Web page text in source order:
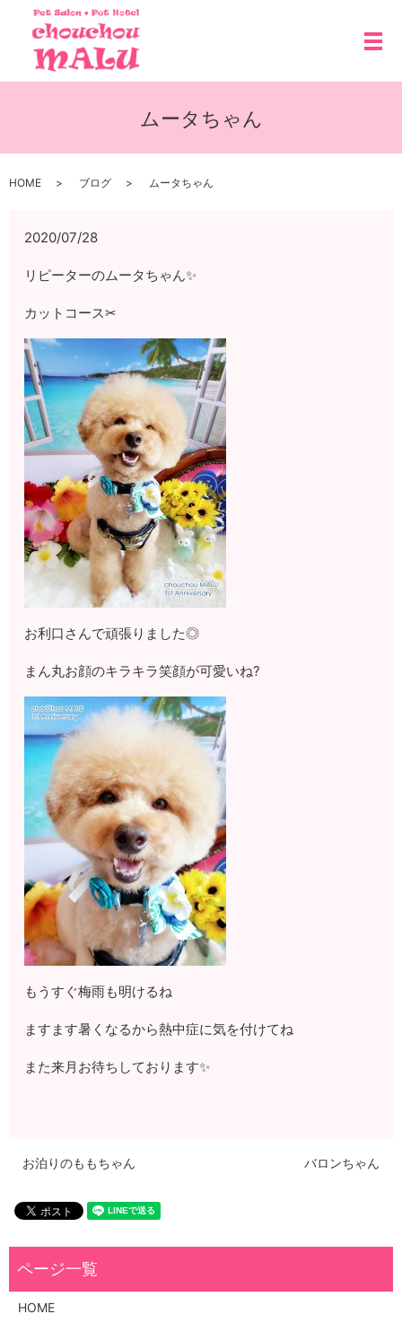
メ
ムータちゃん
HOME ブログ ムータちゃん
2020/07/28
リピーターのムータちゃん✨
カットコース✂
お利口さんで頑張りました◎
まん丸お顔のキラキラ笑顔が可愛いね?
もうすぐ梅雨も明けるね
ますます暑くなるから熱中症に気を付けてね
また来月お待ちしております✨
お泊りのももちゃん バロンちゃん
HOME